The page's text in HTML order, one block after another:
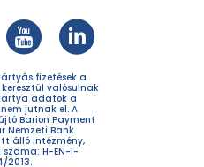
fizetések a
valósulnak
adatok a
jutnak el. A
Barion Payment
Nemzeti Bank
álló intézmény,
száma: H-EN-I-
2013.